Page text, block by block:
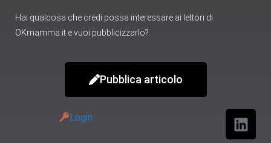
Hai qualcosa che credi possa interessare ai lettori di
OKmamma.it e vuoi pubblicizzarlo?
Pubblica articolo
Login